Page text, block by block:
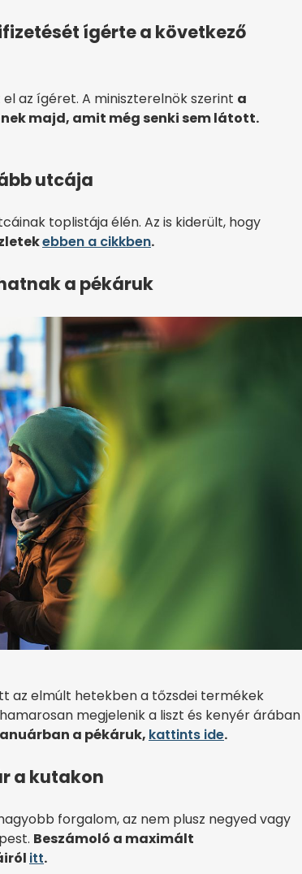
ígérte a következő
az ígéret. A miniszterelnök szerint a
majd, amit még senki sem látott.
utcája
toplistája élén. Az is kiderült, hogy
ebben a cikkben.
a pékáruk
az elmúlt hetekben a tőzsdei termékek
megjelenik a liszt és kenyér árában
a pékáruk, kattints ide.
a kutakon
forgalom, az nem plusz negyed vagy
Beszámoló a maximált
itt.